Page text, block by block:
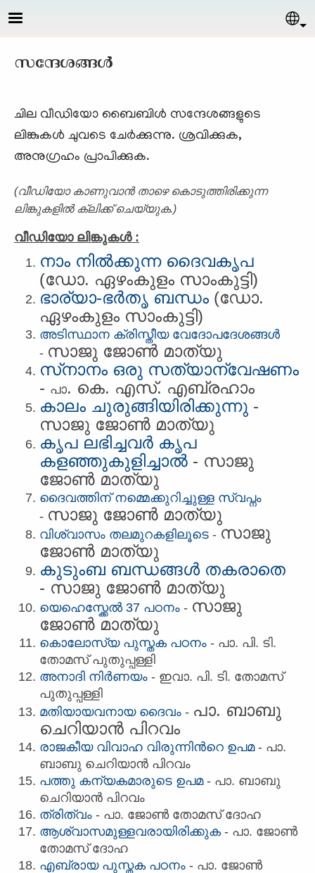
Skip to main content
സന്ദേശങ്ങള്‍
ചില വീഡിയോ ബൈബിള്‍ സന്ദേശങ്ങളുടെ
ലിങ്കുകള്‍ ചുവടെ ചേര്‍ക്കുന്നു. ശ്രവിക്കുക,
അനുഗ്രഹം പ്രാപിക്കുക.
(വീഡിയോ കാണുവാന്‍ താഴെ കൊടുത്തിരിക്കുന്ന
ലിങ്കുകളില്‍ ക്ലിക്ക് ചെയ്യുക.)
വീഡിയോ ലിങ്കുകള്‍ :
നാം നില്‍ക്കുന്ന ദൈവകൃപ
(ഡോ. ഏഴംകുളം സാംകുട്ടി)
ഭാര്യാ-ഭര്‍തൃ ബന്ധം (ഡോ.
ഏഴംകുളം സാംകുട്ടി)
അടിസ്ഥാന ക്രിസ്തീയ വേദോപദേശങ്ങള്‍
- സാജു ജോണ്‍ മാത്യു
സ്‌നാനം ഒരു സത്യാന്വേഷണം
- പാ. കെ. എസ്. എബ്രഹാം
കാലം ചുരുങ്ങിയിരിക്കുന്നു -
സാജു ജോണ്‍ മാത്യു
കൃപ ലഭിച്ചവർ കൃപ
കളഞ്ഞുകുളിച്ചാൽ - സാജു
ജോണ്‍ മാത്യു
ദൈവത്തിന് നമ്മെക്കുറിച്ചുള്ള സ്വപ്നം
- സാജു ജോണ്‍ മാത്യു
വിശ്വാസം തലമുറകളിലൂടെ - സാജു
ജോണ്‍ മാത്യു
കുടുംബ ബന്ധങ്ങള്‍ തകരാതെ
- സാജു ജോണ്‍ മാത്യു
യെഹെസ്ക്കേല്‍ 37 പഠനം - സാജു
ജോണ്‍ മാത്യു
കൊലോസ്യ പുസ്തക പഠനം - പാ. പി. ടി.
തോമസ്‌ പുതുപ്പള്ളി
അനാദി നിര്‍ണയം - ഇവാ. പി. ടി. തോമസ്‌
പുതുപ്പള്ളി
മതിയായവനായ ദൈവം - പാ. ബാബു
ചെറിയാന്‍ പിറവം
രാജകീയ വിവാഹ വിരുന്നിന്‍റെ ഉപമ- പാ.
ബാബു ചെറിയാന്‍ പിറവം
പത്തു കന്യകമാരുടെ ഉപമ- പാ. ബാബു
ചെറിയാന്‍ പിറവം
ത്രിത്വം - പാ. ജോണ്‍ തോമസ്‌ ദോഹ
ആശ്വാസമുള്ളവരായിരിക്കുക- പാ. ജോണ്‍
തോമസ്‌ ദോഹ
എബ്രായ പുസ്തക പഠനം - പാ. ജോണ്‍